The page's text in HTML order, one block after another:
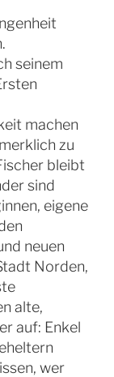
seinem
machen
zu
bleibt
sind
eigene
neuen
Norden,
alte,
auf: Enkel
wer